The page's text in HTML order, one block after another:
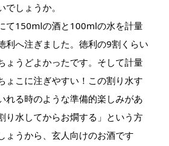
しょうか。
て150mlの酒と100mlの水を計量
利へ注ぎました。徳利の9割くらい
ょうどよかったです。そして計量
ょこに注ぎやすい！この割り水す
れる時のような準備的楽しみがあ
り水してからお燗する」という方
ょうから、玄人向けのお酒です